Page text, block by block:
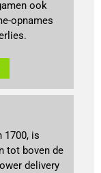
ook
opnames
1700, is
tot boven de
delivery